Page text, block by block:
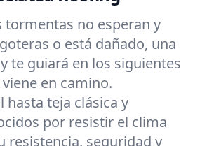
tormentas no esperan y
o está dañado, una
te guiará en los siguientes
en camino.
hasta teja clásica y
por resistir el clima
resistencia, seguridad y